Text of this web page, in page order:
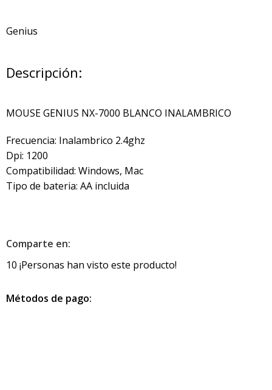
Genius
Descripción:
MOUSE GENIUS NX-7000 BLANCO INALAMBRICO
Frecuencia: Inalambrico 2.4ghz
Dpi: 1200
Compatibilidad: Windows, Mac
Tipo de bateria: AA incluida
Comparte en:
10 ¡Personas han visto este producto!
Métodos de pago: